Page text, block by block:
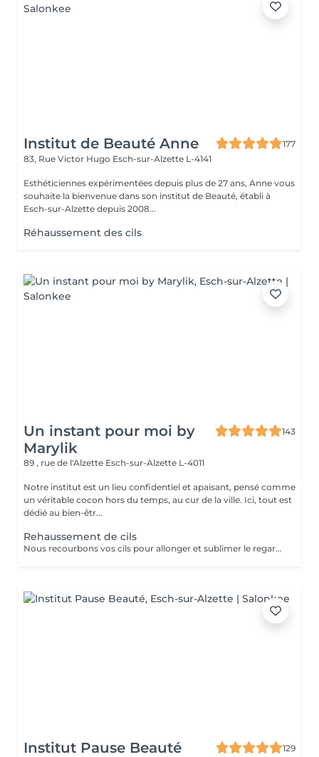
Institut de Beauté Anne
177
83, Rue Victor Hugo Esch-sur-Alzette L-4141
Esthéticiennes expérimentées depuis plus de 27 ans, Anne vous
souhaite la bienvenue dans son institut de Beauté, établi à
Esch-sur-Alzette depuis 2008...
Réhaussement des cils
Un instant pour moi by
Marylik
143
89 , rue de l'Alzette Esch-sur-Alzette L-4011
Notre institut est un lieu confidentiel et apaisant, pensé comme
un véritable cocon hors du temps, au cur de la ville. Ici, tout est
dédié au bien-êtr...
Rehaussement de cils
Nous recourbons vos cils pour allonger et sublimer le regard La teinture est comprise
Institut Pause Beauté
129